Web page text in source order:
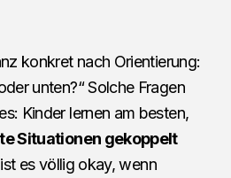
konkret nach Orientierung:
unten?“ Solche Fragen
Kinder lernen am besten,
Situationen gekoppelt
es völlig okay, wenn